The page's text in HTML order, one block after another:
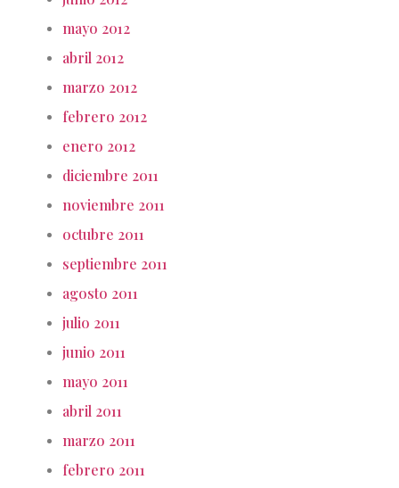
mayo 2012
abril 2012
marzo 2012
febrero 2012
enero 2012
diciembre 2011
noviembre 2011
octubre 2011
septiembre 2011
agosto 2011
julio 2011
junio 2011
mayo 2011
abril 2011
marzo 2011
febrero 2011